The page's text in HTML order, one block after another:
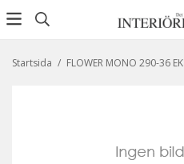
Startsida / FLOWER MONO 290-36 EK